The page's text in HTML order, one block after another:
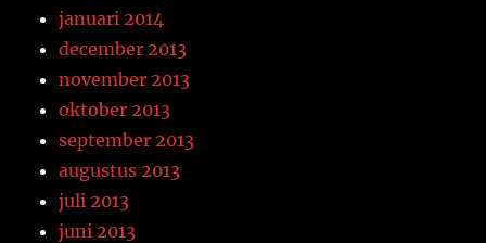
januari 2014
december 2013
november 2013
oktober 2013
september 2013
augustus 2013
juli 2013
juni 2013